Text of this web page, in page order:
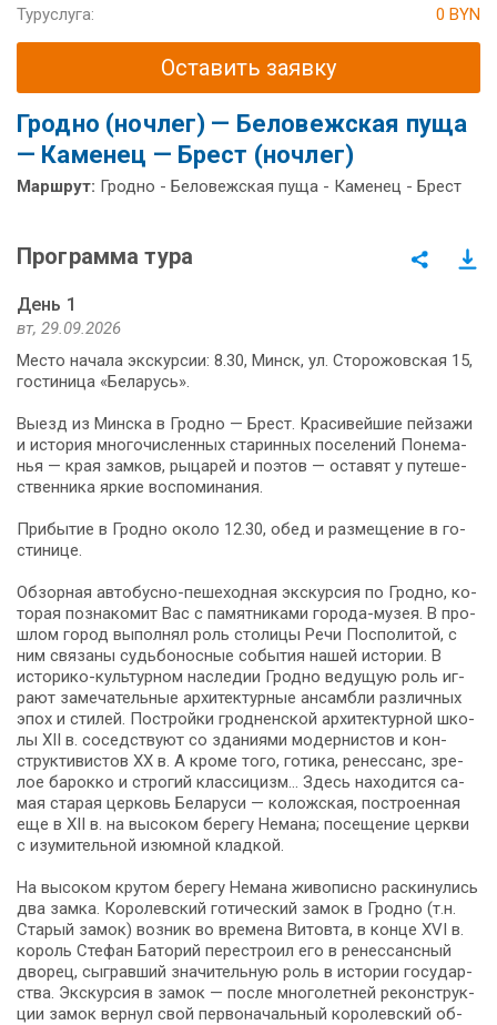
Туруслуга:
0 BYN
Оставить заявку
Гродно (ночлег) — Беловежская пуща
— Каменец — Брест (ночлег)
Маршрут: Гродно - Беловежская пуща - Каменец - Брест
Программа тура
День 1
вт, 29.09.2026
Место начала экскурсии: 8.30, Минск, ул. Сторожовская 15,
гостиница «Беларусь».
Выезд из Мин­ска в Грод­но — Брест. Красивейшие пей­за­жи
и ис­то­рия мно­го­чис­лен­ных ста­рин­ных по­се­ле­ний По­не­ма­
нья — края зам­ков, ры­ца­рей и по­этов — оста­вят у пу­те­ше­
ствен­ни­ка яр­кие вос­по­ми­на­ния.
При­бы­тие в Грод­но око­ло 12.30, обед и раз­ме­ще­ние в го­
сти­ни­це.
Об­зор­ная автобусно-пешеходная экскурсия по Гродно, ко­
то­рая по­зна­ко­мит Вас с па­мят­ни­ка­ми города-музея. В про­
шлом го­род вы­пол­нял роль сто­ли­цы Ре­чи Поспо­ли­той, с
ним свя­за­ны судь­бо­нос­ные со­бы­тия на­шей ис­то­рии. В
историко-культурном на­сле­дии Грод­но ве­ду­щую роль иг­
ра­ют за­ме­ча­тель­ные ар­хи­тек­тур­ные ан­сам­бли раз­лич­ных
эпох и сти­лей. По­строй­ки грод­нен­ской ар­хи­тек­тур­ной шко­
лы XII в. со­сед­ству­ют со зда­ни­я­ми мо­дер­ни­стов и кон­
струк­ти­ви­стов XX в. А кроме то­го, го­ти­ка, ре­нес­санс, зре­
лое ба­рок­ко и стро­гий клас­си­цизм… Здесь на­хо­дит­ся са­
мая ста­рая цер­ковь Бе­ла­ру­си — коложская, по­стро­ен­ная
еще в XII в. на вы­со­ком бе­ре­гу Не­ма­на; посещение церк­ви
с изу­ми­тель­ной изюм­ной клад­кой.
На вы­со­ком кру­том бе­ре­гу Не­ма­на жи­во­пис­но рас­ки­ну­лись
два зам­ка. Ко­ро­лев­ский го­ти­че­ский за­мок в Грод­но (т.н.
Старый замок) воз­ник во вре­ме­на Ви­то­вта, в кон­це XVI в.
ко­роль Сте­фан Ба­то­рий пе­ре­стро­ил его в ре­нес­санс­ный
дво­рец, сыг­рав­ший зна­чи­тель­ную роль в ис­то­рии го­су­дар­
ства. Экс­кур­сия в за­мок — по­сле многолетней ре­кон­струк­
ции за­мок вернул свой первоначальный королевский об­